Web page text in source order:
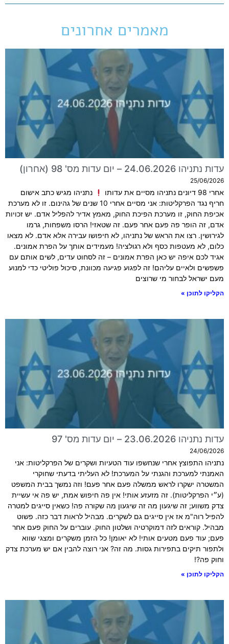
מאמרים אחרונים
עדות נתניהו 24.06.2026 – יום עדות מס' 98 (אחרון)
25/06/2026
אחרי 98 דיונים נתניהו מסיים את עדותו
נתניהו מגיש כתב אישום
חריף נגד הפרקליטות: אני מסיים אחרי 10 שנים של גהינום. זו לא מערכת
אכיפת החוק, זו מערכת הפיכת החוק, מאמץ אדיר להפליל אדם. יש זכויות
אדם, זה הופר פה פעם אחר פעם. זה שטאזי! הרסו משפחות, גרמו
לגירושין. רצו את הראש של נתניהו, לא חיפושו עבירה אלא אדם. לא מצאו
כלום, לא מעטפות כסף ולא רגולציה! מעמידים אותך על הפרת אמונים.
אגיד לכם איפה יש כאן הפרת אמונים – זה לסחוט עדים, לשים אותם עם
פשפשים ולאיים עליהם! זה לפגוע פגיעה מכוונת, סיכול פוליטי כדי למנוע
מעם ישראל לבחור מי שרוצים
הקליקו לתוכן »
עדות נתניהו 23.06.2026 – יום עדות מס' 97
24/06/2026
נתניהו התפוצץ אחרי שנחשפו עוד הטעיות ושקרים של הפרקליטות: אני
האמנתי למערכת והגנתי על המערכת! לא העליתי בדעתי שחוקרי
המשטרה ישקרו לראש ממשלה פעם אחר פעם! וזה נמשך בבית המשפט
(ע״י הפרקליטות). זה מזעזע אותי! אין פה חיפוש אמת, יש פה אי עשיית
צדק משווע; זה שיגעון מה זה שיגעון מה שקורה פה! כשאין סייגים למטרה
להפיל רוה"מ אז אין סייגים גם לשקרים. מבהיל לראות דבר כזה. פשוט
מבהיל. קוראים לזה דמוקרטיה ושלטון החוק. עוברים על החוק פעם אחר
פעם; עוד פעם מטעים אותי! לא יאומן! כל הזמן משקרים ומצגי שווא
ולתפור תיקים בתפירות גסות. מה זה? אני רוצה להבין אם יש מערכת צדק
וחוק פה?!
הקליקו לתוכן »